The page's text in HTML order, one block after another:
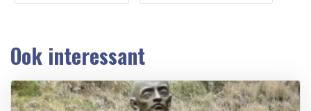
Ook interessant